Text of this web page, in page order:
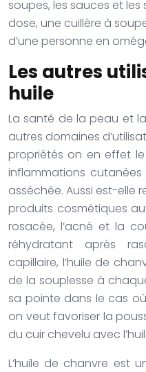
soupes, les sauces et
dose, une cuillère à
d’une personne en
Les autres
huile
La santé de la peau et
autres domaines
propriétés on en effet
inflammations
asséchée. Aussi est-elle
produits cosmétiques
rosacée, l’acné et la
réhydratant après
capillaire, l’huile de
de la souplesse à
sa pointe dans le cas
on veut favoriser la
du cuir chevelu avec
L’huile de chanvre est